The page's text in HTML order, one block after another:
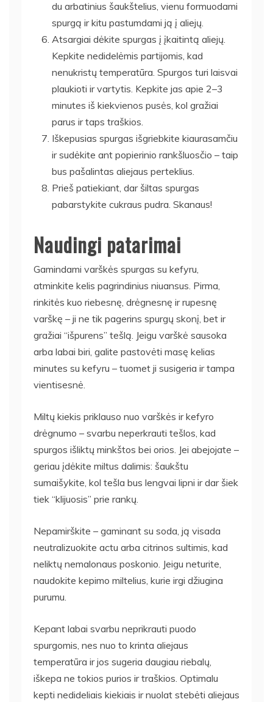
du arbatinius šaukštelius, vienu formuodami
spurgą ir kitu pastumdami ją į aliejų.
Atsargiai dėkite spurgas į įkaitintą aliejų.
Kepkite nedidelėmis partijomis, kad
nenukristų temperatūra. Spurgos turi laisvai
plaukioti ir vartytis. Kepkite jas apie 2–3
minutes iš kiekvienos pusės, kol gražiai
parus ir taps traškios.
Iškepusias spurgas išgriebkite kiaurasamčiu
ir sudėkite ant popierinio rankšluosčio – taip
bus pašalintas aliejaus perteklius.
Prieš patiekiant, dar šiltas spurgas
pabarstykite cukraus pudra. Skanaus!
Naudingi patarimai
Gamindami varškės spurgas su kefyru,
atminkite kelis pagrindinius niuansus. Pirma,
rinkitės kuo riebesnę, drėgnesnę ir rupesnę
varškę – ji ne tik pagerins spurgų skonį, bet ir
gražiai “išpurens” tešlą. Jeigu varškė sausoka
arba labai biri, galite pastovėti masę kelias
minutes su kefyru – tuomet ji susigeria ir tampa
vientisesnė.
Miltų kiekis priklauso nuo varškės ir kefyro
drėgnumo – svarbu neperkrauti tešlos, kad
spurgos išliktų minkštos bei orios. Jei abejojate –
geriau įdėkite miltus dalimis: šaukštu
sumaišykite, kol tešla bus lengvai lipni ir dar šiek
tiek “klijuosis” prie rankų.
Nepamirškite – gaminant su soda, ją visada
neutralizuokite actu arba citrinos sultimis, kad
neliktų nemalonaus poskonio. Jeigu neturite,
naudokite kepimo miltelius, kurie irgi džiugina
purumu.
Kepant labai svarbu neprikrauti puodo
spurgomis, nes nuo to krinta aliejaus
temperatūra ir jos sugeria daugiau riebalų,
iškepa ne tokios purios ir traškios. Optimalu
kepti nedideliais kiekiais ir nuolat stebėti aliejaus